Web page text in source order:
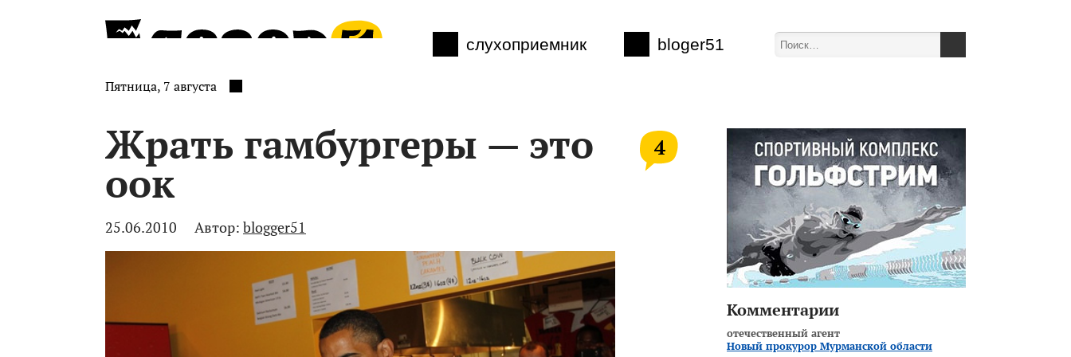
слухоприемник bloger51
Пятница, 7 августа
Жрать гамбургеры — это
оок
4
25.06.2010 Автор: blogger51
Комментарии
отечественный агент
Новый прокурор Мурманской области